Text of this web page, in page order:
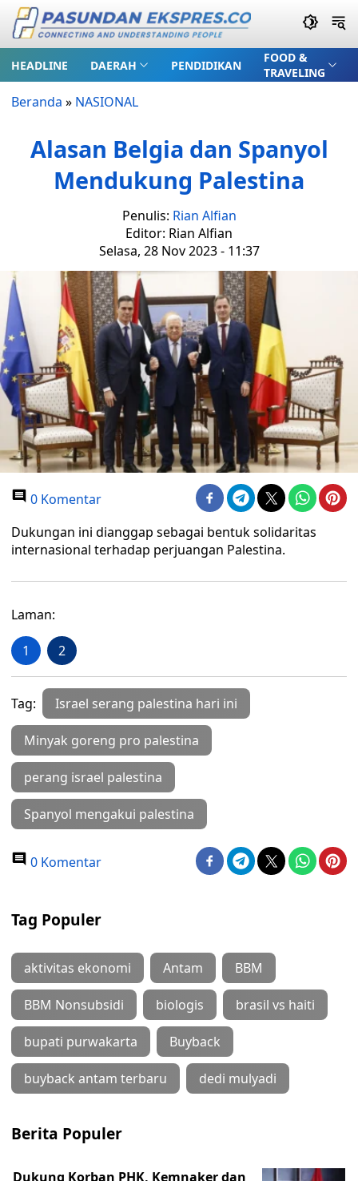
HEADLINE DAERAH PENDIDIKAN
FOOD &
TRAVELING
Beranda » NASIONAL
Alasan Belgia dan Spanyol
Mendukung Palestina
Penulis: Rian Alfian
Editor: Rian Alfian
Selasa, 28 Nov 2023 - 11:37
0 Komentar
Dukungan ini dianggap sebagai bentuk solidaritas
internasional terhadap perjuangan Palestina.
Laman:
1 2
Tag: Israel serang palestina hari ini
Minyak goreng pro palestina
perang israel palestina
Spanyol mengakui palestina
0 Komentar
Tag Populer
aktivitas ekonomi Antam BBM
BBM Nonsubsidi biologis brasil vs haiti
bupati purwakarta Buyback
buyback antam terbaru dedi mulyadi
Berita Populer
Dukung Korban PHK, Kemnaker dan